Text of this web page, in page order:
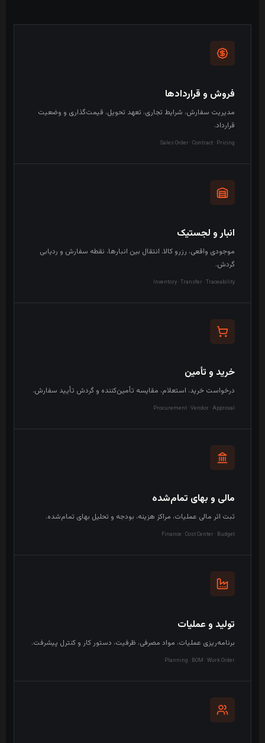
فروش و قراردادها
مدیریت سفارش، شرایط تجاری، تعهد تحویل، قیمت‌گذاری و وضعیت
قرارداد.
Sales Order · Contract · Pricing
انبار و لجستیک
موجودی واقعی، رزرو کالا، انتقال بین انبارها، نقطه سفارش و ردیابی
گردش.
Inventory · Transfer · Traceability
خرید و تأمین
درخواست خرید، استعلام، مقایسه تأمین‌کننده و گردش تأیید سفارش.
Procurement · Vendor · Approval
مالی و بهای تمام‌شده
ثبت اثر مالی عملیات، مراکز هزینه، بودجه و تحلیل بهای تمام‌شده.
Finance · Cost Center · Budget
تولید و عملیات
برنامه‌ریزی عملیات، مواد مصرفی، ظرفیت، دستور کار و کنترل پیشرفت.
Planning · BOM · Work Order